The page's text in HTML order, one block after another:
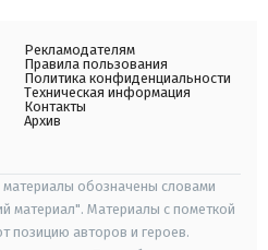
Рекламодателям
Правила пользования
Политика конфиденциальности
Техническая информация
Контакты
Архив
обозначены словами
материал". Материалы с пометкой
позицию авторов и героев.